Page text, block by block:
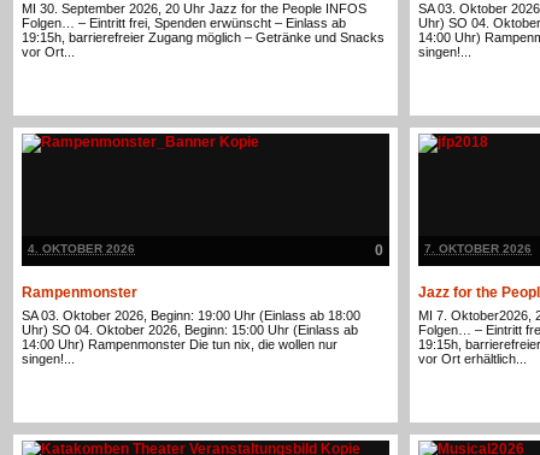
MI 30. September 2026, 20 Uhr Jazz for the People INFOS
Folgen… – Eintritt frei, Spenden erwünscht – Einlass ab
19:15h, barrierefreier Zugang möglich – Getränke und Snacks
vor Ort...
SA 03. Oktober
Uhr) SO 04.
14:00 Uhr)
singen!...
0
4. OKTOBER 2026
Rampenmonster
SA 03. Oktober 2026, Beginn: 19:00 Uhr (Einlass ab 18:00
Uhr) SO 04. Oktober 2026, Beginn: 15:00 Uhr (Einlass ab
14:00 Uhr) Rampenmonster Die tun nix, die wollen nur
singen!...
7. OKTOBER 2026
Jazz for the
MI 7. Oktober2026,
Folgen… – Eintritt
19:15h,
vor Ort erhältlich...